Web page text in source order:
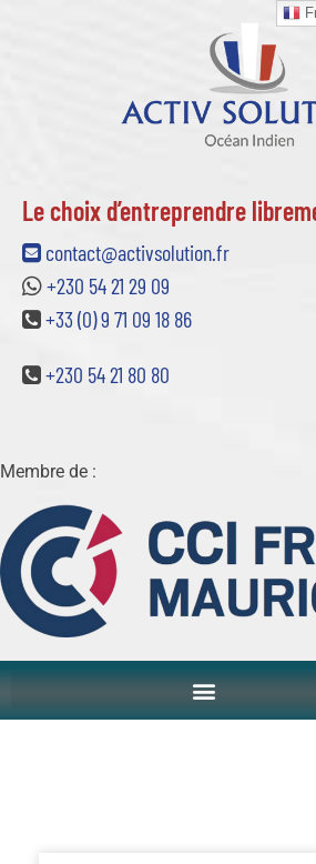
Le choix d’entreprendre
contact@activsolution.fr
+230 54 21 29 09
+33 (0) 9 71 09 18 86
+230 54 21 80 80
Membre de :